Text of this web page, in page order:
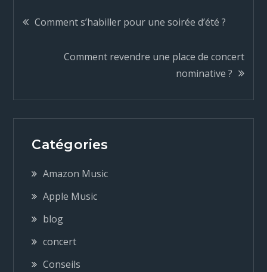
N
i
g
a
t
Comment s’habiller pour une soirée d’été ?
Comment revendre une place de concert
nominative ?
Catégories
Amazon Music
Apple Music
blog
concert
Conseils